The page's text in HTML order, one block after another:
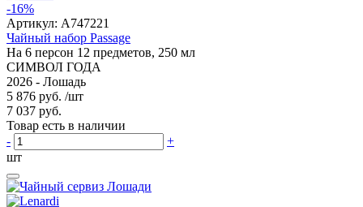
-16%
Артикул: A747221
Чайный набор Passage
На 6 персон 12 предметов, 250 мл
СИМВОЛ ГОДА
2026 - Лошадь
5 876 руб. /шт
7 037 руб.
Товар есть в наличии
-
+
шт